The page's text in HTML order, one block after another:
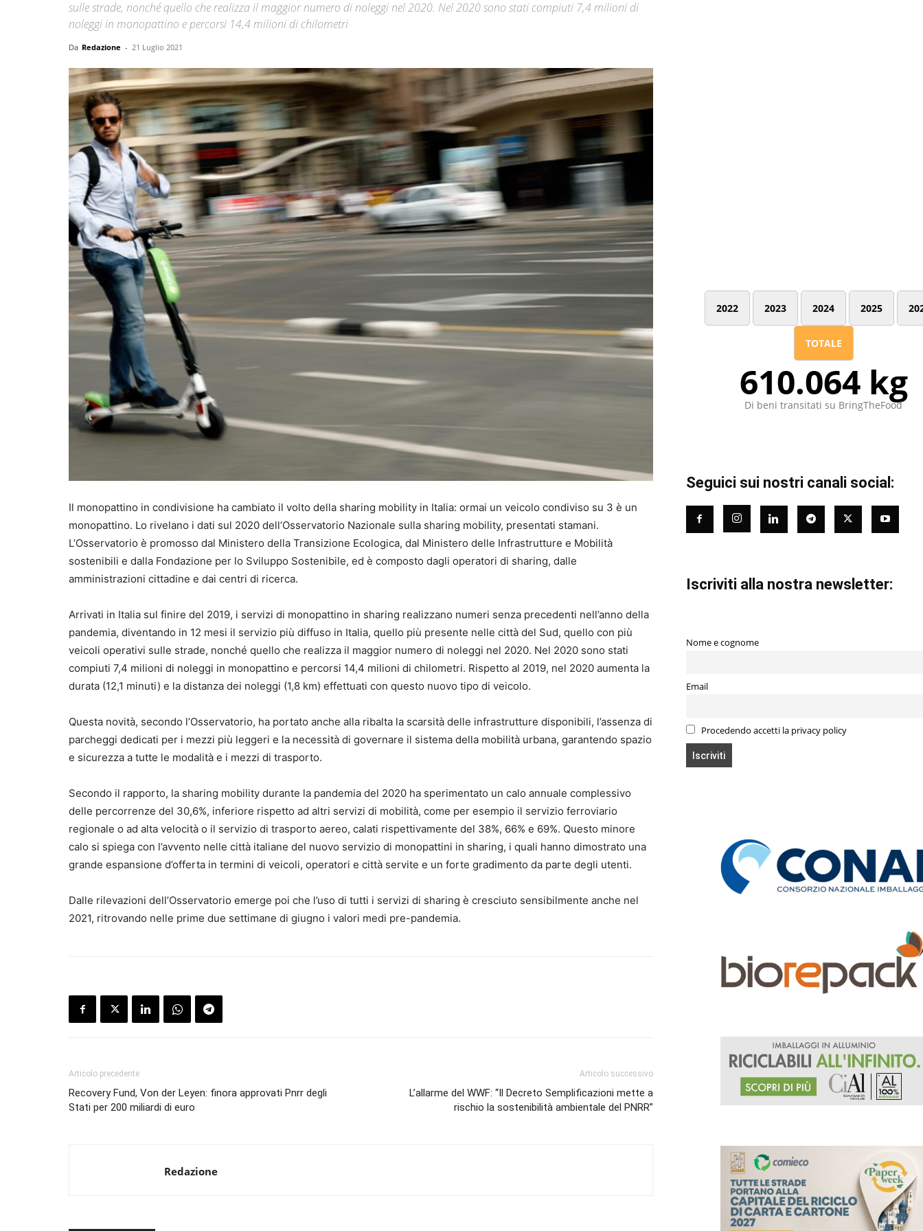
sulle strade, nonché quello che realizza il maggior numero di noleggi nel 2020. Nel 2020 sono stati compiuti 7,4 milioni di
noleggi in monopattino e percorsi 14,4 milioni di chilometri
Da Redazione - 21 Luglio 2021
Il monopattino in condivisione ha cambiato il volto della sharing mobility in Italia: ormai un veicolo condiviso su 3 è un
monopattino. Lo rivelano i dati sul 2020 dell’Osservatorio Nazionale sulla sharing mobility, presentati stamani.
L’Osservatorio è promosso dal Ministero della Transizione Ecologica, dal Ministero delle Infrastrutture e Mobilità
sostenibili e dalla Fondazione per lo Sviluppo Sostenibile, ed è composto dagli operatori di sharing, dalle
amministrazioni cittadine e dai centri di ricerca.
Arrivati in Italia sul finire del 2019, i servizi di monopattino in sharing realizzano numeri senza precedenti nell’anno della
pandemia, diventando in 12 mesi il servizio più diffuso in Italia, quello più presente nelle città del Sud, quello con più
veicoli operativi sulle strade, nonché quello che realizza il maggior numero di noleggi nel 2020. Nel 2020 sono stati
compiuti 7,4 milioni di noleggi in monopattino e percorsi 14,4 milioni di chilometri. Rispetto al 2019, nel 2020 aumenta la
durata (12,1 minuti) e la distanza dei noleggi (1,8 km) effettuati con questo nuovo tipo di veicolo.
Questa novità, secondo l’Osservatorio, ha portato anche alla ribalta la scarsità delle infrastrutture disponibili, l’assenza di
parcheggi dedicati per i mezzi più leggeri e la necessità di governare il sistema della mobilità urbana, garantendo spazio
e sicurezza a tutte le modalità e i mezzi di trasporto.
Secondo il rapporto, la sharing mobility durante la pandemia del 2020 ha sperimentato un calo annuale complessivo
delle percorrenze del 30,6%, inferiore rispetto ad altri servizi di mobilità, come per esempio il servizio ferroviario
regionale o ad alta velocità o il servizio di trasporto aereo, calati rispettivamente del 38%, 66% e 69%. Questo minore
calo si spiega con l’avvento nelle città italiane del nuovo servizio di monopattini in sharing, i quali hanno dimostrato una
grande espansione d’offerta in termini di veicoli, operatori e città servite e un forte gradimento da parte degli utenti.
Dalle rilevazioni dell’Osservatorio emerge poi che l’uso di tutti i servizi di sharing è cresciuto sensibilmente anche nel
2021, ritrovando nelle prime due settimane di giugno i valori medi pre-pandemia.
Articolo precedente
Recovery Fund, Von der Leyen: finora approvati Pnrr degli
Stati per 200 miliardi di euro
Articolo successivo
L’allarme del WWF: “Il Decreto Semplificazioni mette a
rischio la sostenibilità ambientale del PNRR”
Redazione
2022 2023 2024 2025
TOTALE
610.064 kg
Di beni transitati su BringTheFood
Seguici sui nostri canali social:
Iscriviti alla nostra newsletter:
Nome e cognome
Email
Procedendo accetti la privacy policy